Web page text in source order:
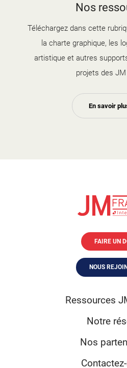
2025-2026.jpg
Nos
Téléchargez dans cette
la charte graphique, les
artistique et autres
projets des JM
En savoir
FAIRE UN
NOUS
Ressources
Notre
Nos